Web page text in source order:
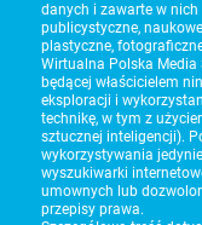
danych i zawarte w
publicystyczne,
plastyczne,
Wirtualna Polska Media
będącej właścicielem
eksploracji i
technikę, w tym z
sztucznej inteligencji).
wykorzystywania
wyszukiwarki
umownych lub
przepisy prawa.